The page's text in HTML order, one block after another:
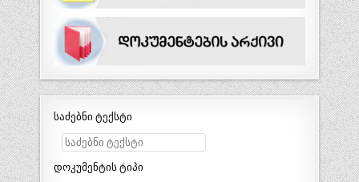
საძებნი ტექსტი
დოკუმენტის ტიპი